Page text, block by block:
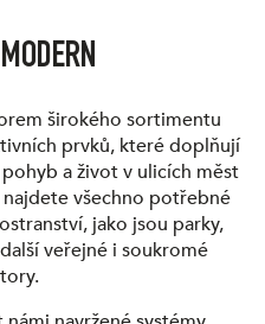
širokého sortimentu
prvků, které doplňují
a život v ulicích měst
všechno potřebné
jako jsou parky,
veřejné i soukromé